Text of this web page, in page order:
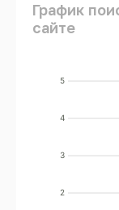
График
сайте
2
3
4
5